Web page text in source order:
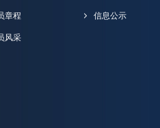
章程
风采
信息公示